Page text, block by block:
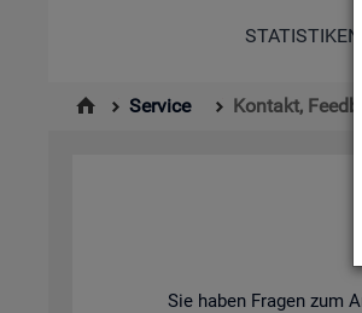
STATISTIKEN
Service Kontakt,
Sie haben Fra­gen zum